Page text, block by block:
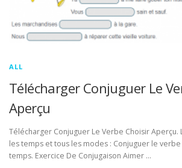
ALL
Télécharger Conjuguer Le
Aperçu
Télécharger Conjuguer Le Verbe Choisir Aperçu.
les temps et tous les modes : Conjuguer le
temps. Exercice De Conjugaison Aimer …